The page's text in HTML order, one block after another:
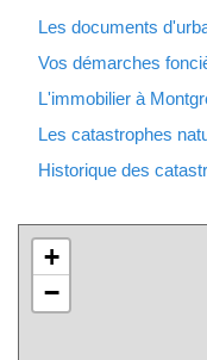
Les documents
Vos démarches
L'immobilier à
Les catastrophes
Historique des
+
−